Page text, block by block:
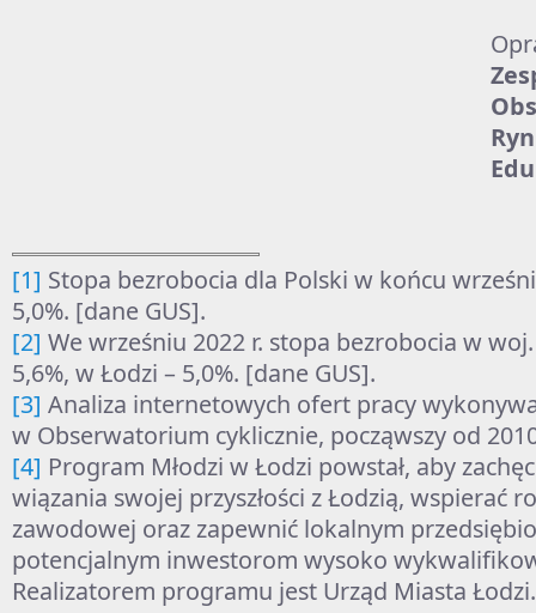
[1] Stopa bezrobocia dla Polski w końcu
5,0%. [dane GUS].
[2] We wrześniu 2022 r. stopa bezrobocia w
5,6%, w Łodzi – 5,0%. [dane GUS].
[3] Analiza internetowych ofert pracy
w Obserwatorium cyklicznie, począwszy od
[4] Program Młodzi w Łodzi powstał, aby
wiązania swojej przyszłości z Łodzią, wspierać
zawodowej oraz zapewnić lokalnym
potencjalnym inwestorom wysoko
Realizatorem programu jest Urząd Miasta Łodzi.